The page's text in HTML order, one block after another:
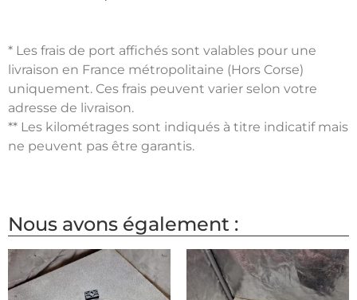
* Les frais de port affichés sont valables pour une
livraison en France métropolitaine (Hors Corse)
uniquement. Ces frais peuvent varier selon votre
adresse de livraison.
** Les kilométrages sont indiqués à titre indicatif mais
ne peuvent pas être garantis.
Nous avons également :